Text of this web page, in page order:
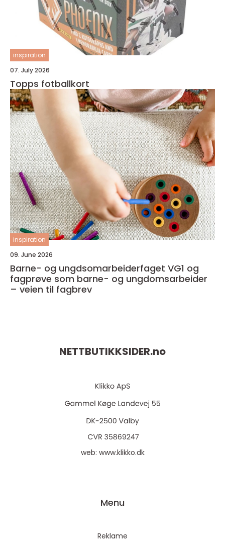
inspiration
07. July 2026
Topps fotballkort
inspiration
09. June 2026
Barne- og ungdsomarbeiderfaget VG1 og
fagprøve som barne- og ungdomsarbeider
– veien til fagbrev
NETTBUTIKKSIDER.no
web: www.klikko.dk
Menu
Reklame